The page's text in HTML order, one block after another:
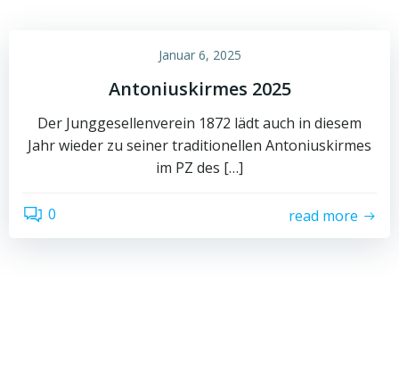
Januar 6, 2025
Antoniuskirmes 2025
Der Junggesellenverein 1872 lädt auch in diesem
Jahr wieder zu seiner traditionellen Antoniuskirmes
im PZ des […]
0 read more